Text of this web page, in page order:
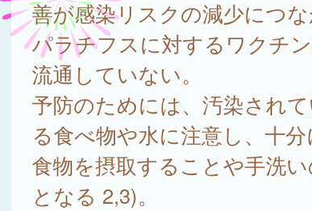
善が感染リスクの減少につな
パラチフスに対するワクチ
流通していない。
予防のためには、汚染され
る食べ物や水に注意し、十
食物を摂取することや手洗
となる 2,3)。